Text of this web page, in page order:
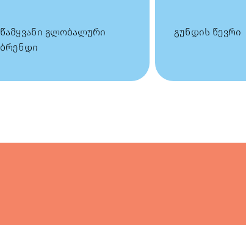
წამყვანი გლობალური
ბრენდი
გუნდის წევრი